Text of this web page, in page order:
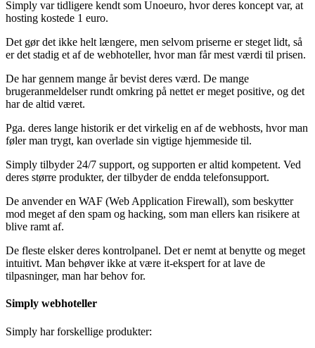
Simply var tidligere kendt som Unoeuro, hvor deres koncept var, at
hosting kostede 1 euro.
Det gør det ikke helt længere, men selvom priserne er steget lidt, så
er det stadig et af de webhoteller, hvor man får mest værdi til prisen.
De har gennem mange år bevist deres værd. De mange
brugeranmeldelser rundt omkring på nettet er meget positive, og det
har de altid været.
Pga. deres lange historik er det virkelig en af de webhosts, hvor man
føler man trygt, kan overlade sin vigtige hjemmeside til.
Simply tilbyder 24/7 support, og supporten er altid kompetent. Ved
deres større produkter, der tilbyder de endda telefonsupport.
De anvender en WAF (Web Application Firewall), som beskytter
mod meget af den spam og hacking, som man ellers kan risikere at
blive ramt af.
De fleste elsker deres kontrolpanel. Det er nemt at benytte og meget
intuitivt. Man behøver ikke at være it-ekspert for at lave de
tilpasninger, man har behov for.
Simply webhoteller
Simply har forskellige produkter: